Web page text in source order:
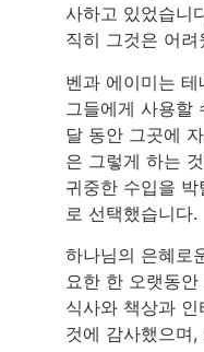
사하고 있었습니
직히 그것은 어려
벤과 에이미는
그들에게 사용할
달 동안 그곳에
은 그렇게 하는
귀중한 수입을
로 선택했습니다.
하나님의 은혜로
요한 한 오랫동
식사와 책상과
것에 감사했으며